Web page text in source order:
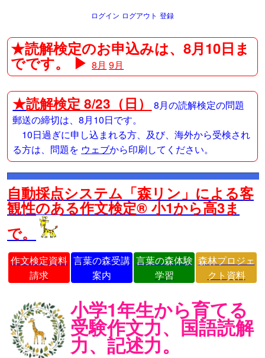
ログイン ログアウト 登録
★読解検定のお申込みは、8月10日ま
でです。 ▶8月 9月
★読解検定 8/23（日）
8月の読解検定の問題
郵送の締切は、8月10日です。
10日過ぎに申し込まれる方、及び、海外から受検され
る方は、問題を ウェブから印刷してください。
自動採点システム「森リン」による客
観性のある作文検定® 小1から高3ま
で。
作文検定資料
請求
言葉の森受講
案内
言葉の森体験
学習
森林プロジェ
クト資料
小学1年生から育てる
受験作文力、国語読解
力、記述力。